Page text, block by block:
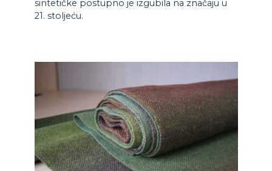
sintetičke postupno je izgubila na značaju u
21. stoljeću.